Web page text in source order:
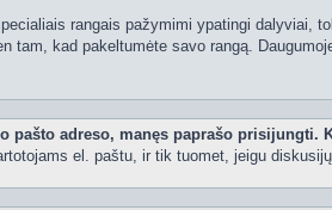
rangais pažymimi ypatingi
tam, kad pakeltumėte savo rangą.
pašto adreso, manęs paprašo prisijungti.
el. paštu, ir tik tuomet, jeigu